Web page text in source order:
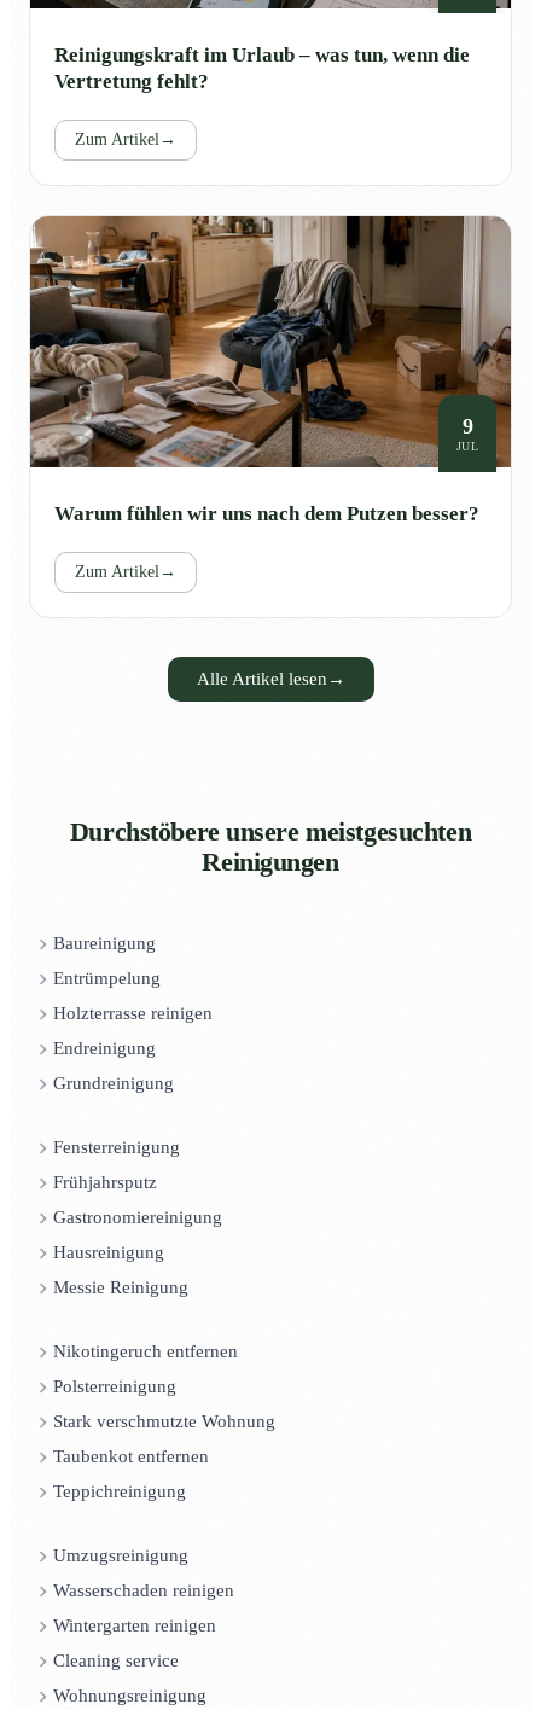
Reinigungskraft im Urlaub – was tun, wenn die
Vertretung fehlt?
Zum Artikel→
9
JUL
Warum fühlen wir uns nach dem Putzen besser?
Zum Artikel→
Alle Artikel lesen →
Durchstöbere unsere meistgesuchten
Reinigungen
Baureinigung
Entrümpelung
Holzterrasse reinigen
Endreinigung
Grundreinigung
Fensterreinigung
Frühjahrsputz
Gastronomiereinigung
Hausreinigung
Messie Reinigung
Nikotingeruch entfernen
Polsterreinigung
Stark verschmutzte Wohnung
Taubenkot entfernen
Teppichreinigung
Umzugsreinigung
Wasserschaden reinigen
Wintergarten reinigen
Cleaning service
Wohnungsreinigung